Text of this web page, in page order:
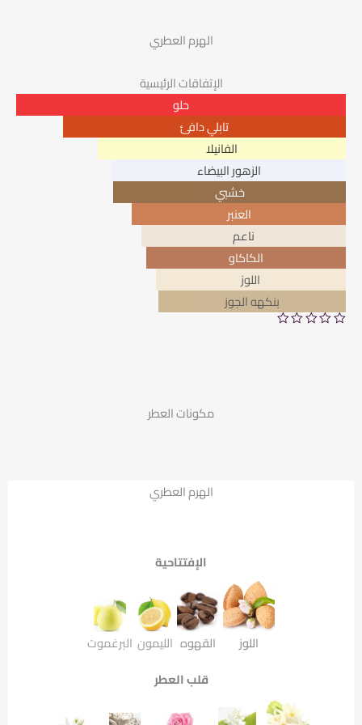
الهرم العطري
الإتفاقات الرئيسية
حلو
تابلي دافئ
الفانيلا
الزهور البيضاء
خشبي
العنبر
ناعم
الكاكاو
اللوز
بنكهه الجوز
مكونات العطر
الهرم العطري
الإفتتاحية
اللوز القهوه الليمون البرغموت
قلب العطر